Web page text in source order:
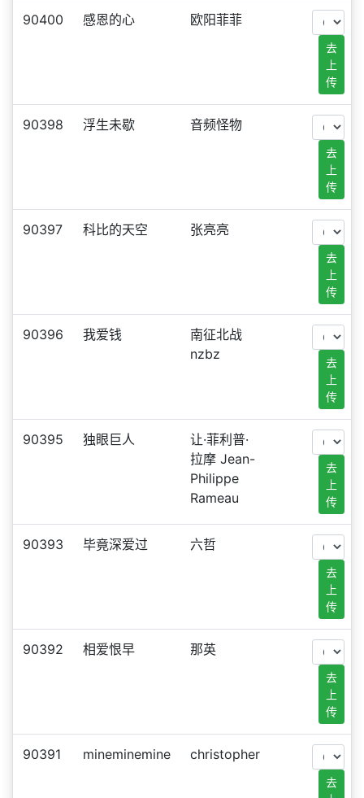
90400 感恩的心 欧阳菲菲
去
上
传
90398 浮生未歇 音频怪物
去
上
传
90397 科比的天空 张亮亮
去
上
传
90396 我爱钱
南征北战
nzbz
去
上
传
90395 独眼巨人
让·菲利普·
拉摩 Jean-
Philippe
Rameau
去
上
传
90393 毕竟深爱过 六哲
去
上
传
90392 相爱恨早 那英
去
上
传
90391 mineminemine christopher
去